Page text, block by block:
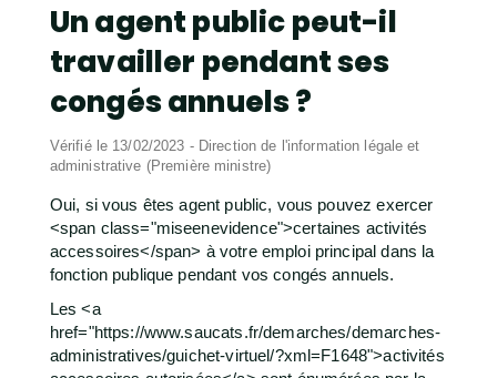
Un agent public peut-il
travailler pendant ses
congés annuels ?
Vérifié le 13/02/2023 - Direction de l'information légale et
administrative (Première ministre)
Oui, si vous êtes agent public, vous pouvez exercer
<span class="miseenevidence">certaines activités
accessoires</span> à votre emploi principal dans la
fonction publique pendant vos congés annuels.
Les <a
href="https://www.saucats.fr/demarches/demarches-
administratives/guichet-virtuel/?xml=F1648">activités